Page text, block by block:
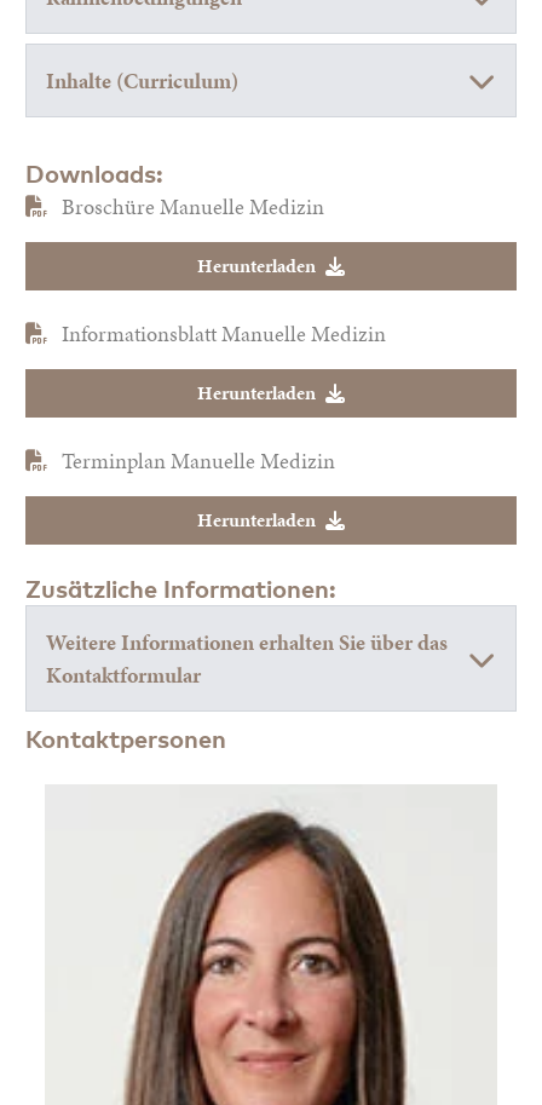
Inhalte (Curriculum)
Downloads:
Broschüre Manuelle Medizin
Herunterladen
Informationsblatt Manuelle Medizin
Herunterladen
Terminplan Manuelle Medizin
Herunterladen
Zusätzliche Informationen:
Weitere Informationen erhalten Sie über das
Kontaktformular
Kontaktpersonen